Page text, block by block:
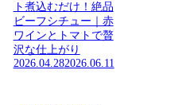
ト煮込むだけ！絶品
ビーフシチュー｜赤
ワインとトマトで贅
沢な仕上がり
2026.04.282026.06.11